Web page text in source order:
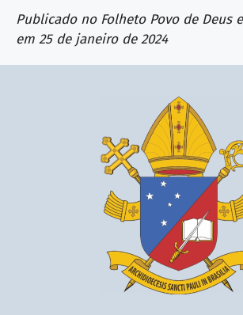
Publicado no Folheto Povo de Deus
em 25 de janeiro de 2024